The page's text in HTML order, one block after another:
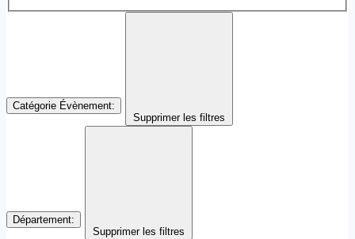
Catégorie Évènement:
Supprimer les filtres
Département:
Supprimer les filtres